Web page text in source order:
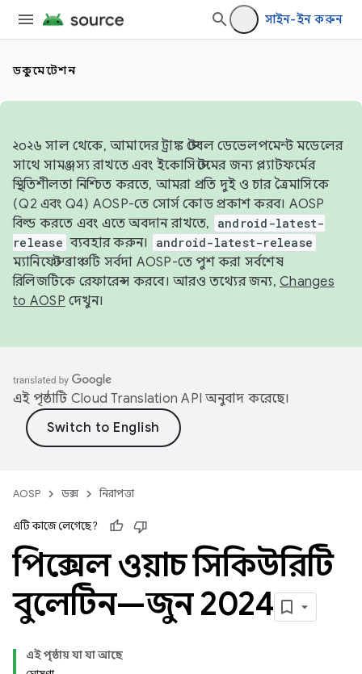
সাইন-ইন করুন
ডকুমেন্টেশন
২০২৬ সাল থেকে, আমাদের ট্রাঙ্ক স্টেবল ডেভেলপমেন্ট মডেলের
সাথে সামঞ্জস্য রাখতে এবং ইকোসিস্টেমের জন্য প্ল্যাটফর্মের
স্থিতিশীলতা নিশ্চিত করতে, আমরা প্রতি দুই ও চার ত্রৈমাসিকে
(Q2 এবং Q4) AOSP-তে সোর্স কোড প্রকাশ করব। AOSP
বিল্ড করতে এবং এতে অবদান রাখতে,
android-latest-
release ব্যবহার করুন। android-latest-release
ম্যানিফেস্ট ব্রাঞ্চটি সর্বদা AOSP-তে পুশ করা সর্বশেষ
রিলিজটিকে রেফারেন্স করবে। আরও তথ্যের জন্য, Changes
to AOSP দেখুন।
এই পৃষ্ঠাটি Cloud Translation API অনুবাদ করেছে।
AOSP ডক্স নিরাপত্তা
এটি কাজে লেগেছে?
পিক্সেল ওয়াচ সিকিউরিটি
বুলেটিন—জুন 2024
এই পৃষ্ঠায় যা যা আছে